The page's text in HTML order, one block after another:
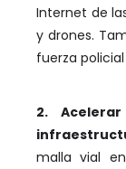
Internet de
y drones.
fuerza
2.
malla vial